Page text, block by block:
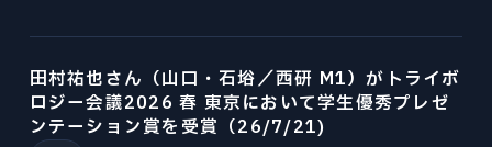
田村祐也さん（山口・石﨏／西研 M1）がトライボ
ロジー会議2026 春 東京において学生優秀プレゼ
ンテーション賞を受賞（26/7/21)